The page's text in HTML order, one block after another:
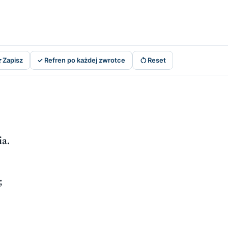
Zapisz ✓ Refren po każdej zwrotce Reset